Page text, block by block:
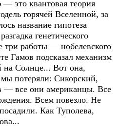
это квантовая теория
горячей Вселенной, за
название гипотеза
генетического
три работы — нобелевского
Гамов подсказал механизм
на Солнце... Вот она,
потеряли: Сикорский,
— все они американцы. Все
Всем повезло. Не
Как Туполева,